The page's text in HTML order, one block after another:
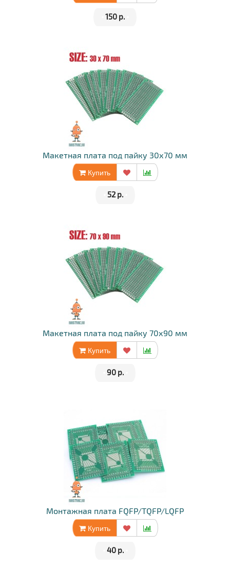
150 р.
Макетная плата под пайку 30х70 мм
Купить
52 р.
Макетная плата под пайку 70х90 мм
Купить
90 р.
Монтажная плата FQFP/TQFP/LQFP
Купить
40 р.